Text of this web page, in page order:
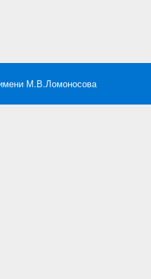
М.В.Ломоносова